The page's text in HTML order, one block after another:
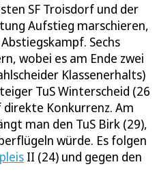
SF Troisdorf und der
Aufstieg marschieren,
Sechs
wobei es am Ende zwei
Klassenerhalts)
TuS Winterscheid (26
Konkurrenz. Am
man den TuS Birk (29),
würde. Es folgen
II (24) und gegen den